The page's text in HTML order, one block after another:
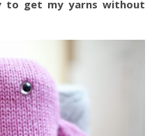
to get my yarns without